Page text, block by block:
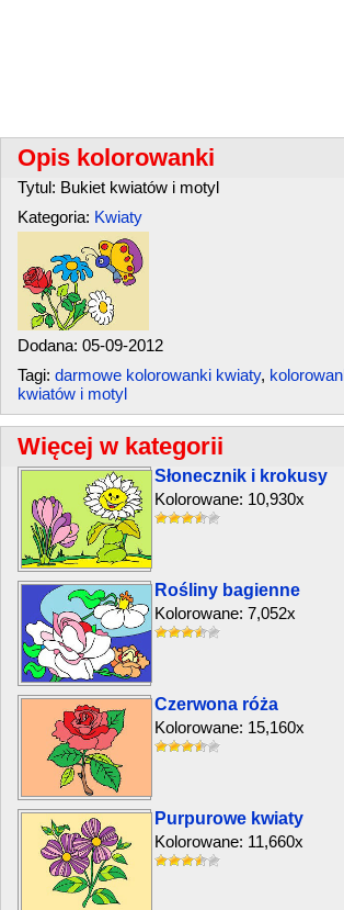
Opis kolorowanki
Tytul: Bukiet kwiatów i motyl
Kategoria: Kwiaty
Dodana: 05-09-2012
Tagi: darmowe kolorowanki kwiaty,
kwiatów i motyl
Więcej w kategorii
Słonecznik i krokusy
Kolorowane: 10,930x
Rośliny bagienne
Kolorowane: 7,052x
Czerwona róża
Kolorowane: 15,160x
Purpurowe kwiaty
Kolorowane: 11,660x